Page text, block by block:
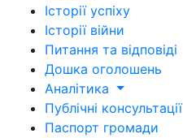
Історії успіху
Історії війни
Питання та відповіді
Дошка оголошень
Аналітика
Публічні консультації
Паспорт громади